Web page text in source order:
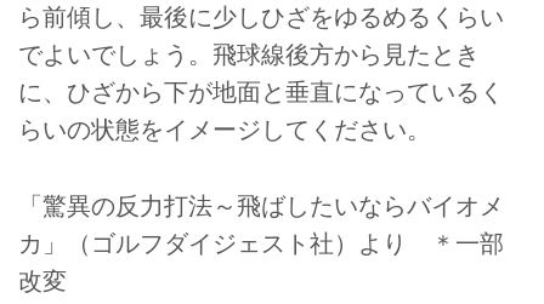
ら前傾し、最後に少しひざをゆるめるくらい
でよいでしょう。飛球線後方から見たとき
に、ひざから下が地面と垂直になっているく
らいの状態をイメージしてください。
「驚異の反力打法～飛ばしたいならバイオメ
カ」（ゴルフダイジェスト社）より ＊一部
改変